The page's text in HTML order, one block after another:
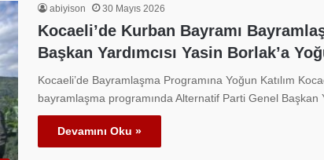
abiyison 30 Mayıs 2026
Kocaeli’de Kurban Bayramı
Başkan Yardımcısı Yasin Borlak’a
Kocaeli’de Bayramlaşma Programına Yoğun Katılım
bayramlaşma programında Alternatif Parti Genel Başkan
Devamını Oku »